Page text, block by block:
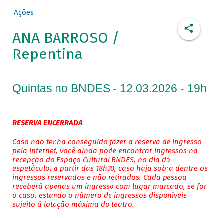
Ações
ANA BARROSO /
Repentina
Quintas no BNDES - 12.03.2026 - 19h
RESERVA ENCERRADA
Caso não tenha conseguido fazer a reserva de ingresso
pela internet, você ainda pode encontrar ingressos na
recepção do Espaço Cultural BNDES, no dia do
espetáculo, a partir das 18h30, caso haja sobra dentre os
ingressos reservados e não retirados. Cada pessoa
receberá apenas um ingresso com lugar marcado, se for
o caso, estando o número de ingressos disponíveis
sujeito à lotação máxima do teatro.